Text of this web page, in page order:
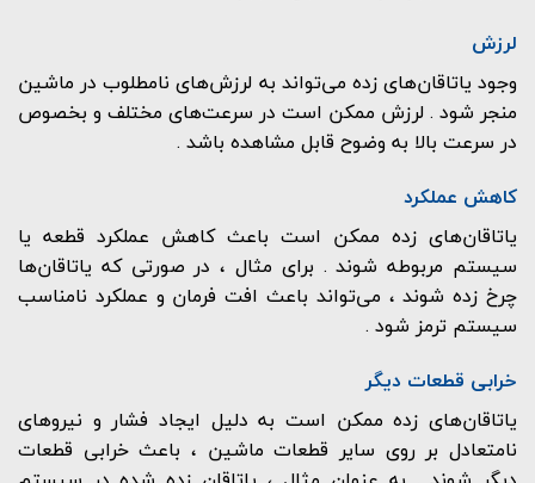
لرزش
وجود یاتاقان‌های زده می‌تواند به لرزش‌های نامطلوب در ماشین
منجر شود . لرزش ممکن است در سرعت‌های مختلف و بخصوص
در سرعت بالا به وضوح قابل مشاهده باشد .
کاهش عملکرد
یاتاقان‌های زده ممکن است باعث کاهش عملکرد قطعه یا
سیستم مربوطه شوند . برای مثال ، در صورتی که یاتاقان‌ها
چرخ زده شوند ، می‌تواند باعث افت فرمان و عملکرد نامناسب
سیستم ترمز شود .
خرابی قطعات دیگر
یاتاقان‌های زده ممکن است به دلیل ایجاد فشار و نیروهای
نامتعادل بر روی سایر قطعات ماشین ، باعث خرابی قطعات